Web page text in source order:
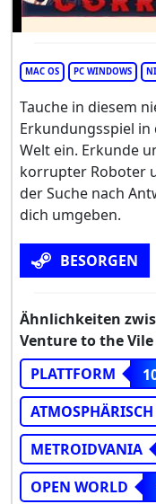
MAC OS PC WINDOWS
Tauche in diesem
Erkundungsspiel in
Welt ein. Erkunde
korrupter Roboter
der Suche nach
dich umgeben.
BESORGEN
Ähnlichkeiten
Venture to the Vile
PLATTFORM
ATMOSPHÄRISCH
METROIDVANIA
OPEN WORLD